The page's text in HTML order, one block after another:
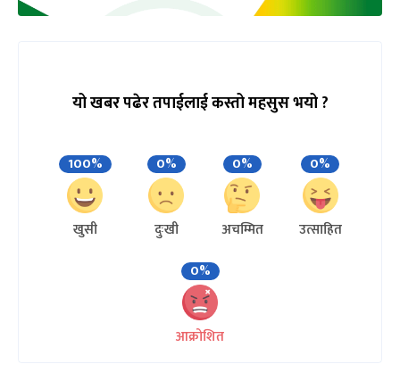
यो खबर पढेर तपाईलाई कस्तो महसुस भयो ?
100%
खुसी
0%
दुःखी
0%
अचम्मित
0%
उत्साहित
0%
आक्रोशित